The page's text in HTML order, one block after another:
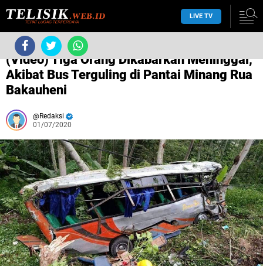
LIVE TV
/Bakauheni//
(Video) Tiga Orang Dikabarkan Meninggal,
Akibat Bus Terguling di Pantai Minang Rua
Bakauheni
Redaksi
01/07/2020